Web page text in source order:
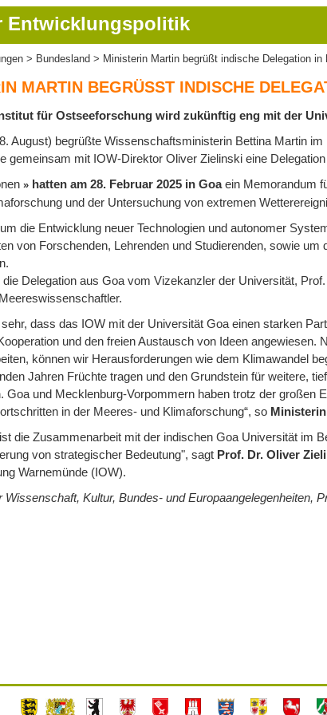
Entwicklungspolitik
Bundesland Ministerin Martin begrüßt indische Delegation in
MARTIN BEGRÜSST INDISCHE
für Ostseeforschung wird zukünftig eng mit der
August) begrüßte Wissenschaftsministerin Bettina Martin
gemeinsam mit IOW-Direktor Oliver Zielinski eine
hatten am 28. Februar 2025 in Goaein Memorandum
und der Untersuchung von extremen
die Entwicklung neuer Technologien und autonomer
von Forschenden, Lehrenden und Studierenden, sowie
Delegation aus Goa vom Vizekanzler der Universität,
dass das IOW mit der Universität Goa einen starken
und den freien Austausch von Ideen angewiesen.
können wir Herausforderungen wie dem Klimawandel
Jahren Früchte tragen und den Grundstein für weitere,
Goa und Mecklenburg-Vorpommern haben trotz der großen
in der Meeres- und Klimaforschung“, so
die Zusammenarbeit mit der indischen Goa Universität im
von strategischer Bedeutung", sagt Prof. Dr. Oliver
Warnemünde (IOW).
Wissenschaft, Kultur, Bundes- und Europaangelegenheiten,